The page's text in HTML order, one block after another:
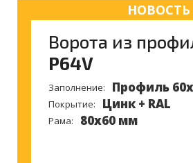
НОВОСТЬ
Ворота из
P64V
Заполнение: Профиль
Покрытие: Цинк + RAL
Рама: 80x60 мм